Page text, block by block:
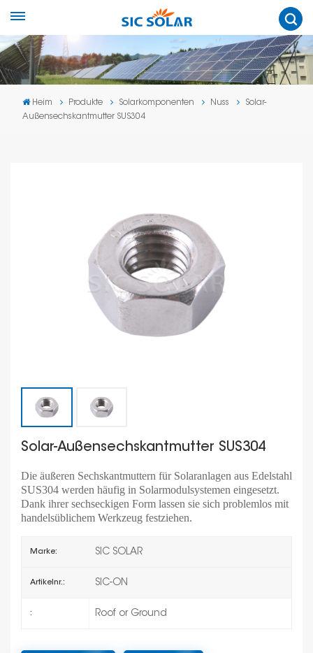
Heim Produkte Solarkomponenten Nuss
Solar-
Außensechskantmutter SUS304
Solar-Außensechskantmutter SUS304
Die äußeren Sechskantmuttern für Solaranlagen aus Edelstahl
SUS304 werden häufig in Solarmodulsystemen eingesetzt.
Dank ihrer sechseckigen Form lassen sie sich problemlos mit
handelsüblichem Werkzeug festziehen.
Marke: SIC SOLAR
Artikelnr.: SIC-ON
: Roof or Ground